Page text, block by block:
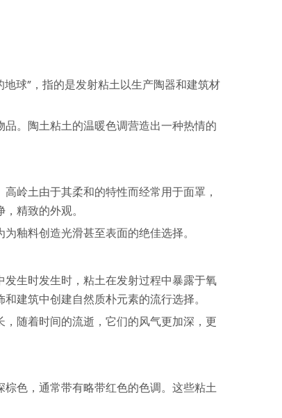
球”，指的是发射粘土以生产陶器和建筑材
。陶土粘土的温暖色调营造出一种热情的
岭土由于其柔和的特性而经常用于面罩，
精致的外观。
釉料创造光滑甚至表面的绝佳选择。
生时发生时，粘土在发射过程中暴露于氧
建筑中创建自然质朴元素的流行选择。
随着时间的流逝，它们的风气更加深，更
色，通常带有略带红色的色调。这些粘土